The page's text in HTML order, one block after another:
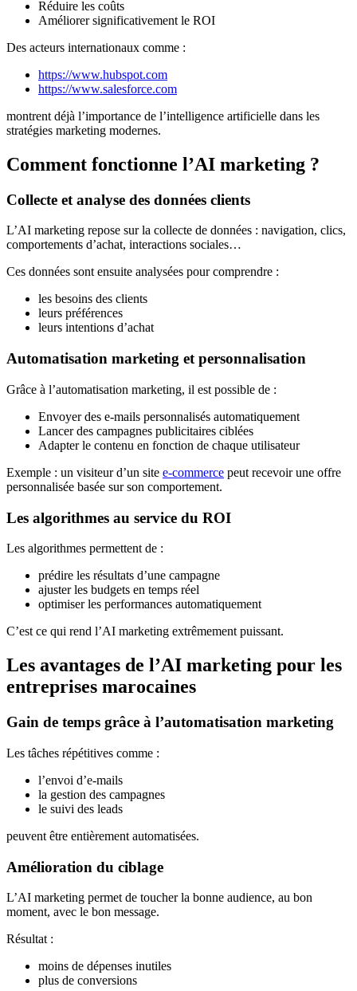
Réduire les coûts
Améliorer significativement le ROI
Des acteurs internationaux comme :
https://www.hubspot.com
https://www.salesforce.com
montrent déjà l’importance de l’intelligence artificielle dans les
stratégies marketing modernes.
Comment fonctionne l’AI marketing ?
Collecte et analyse des données clients
L’AI marketing repose sur la collecte de données : navigation, clics,
comportements d’achat, interactions sociales…
Ces données sont ensuite analysées pour comprendre :
les besoins des clients
leurs préférences
leurs intentions d’achat
Automatisation marketing et personnalisation
Grâce à l’automatisation marketing, il est possible de :
Envoyer des e-mails personnalisés automatiquement
Lancer des campagnes publicitaires ciblées
Adapter le contenu en fonction de chaque utilisateur
Exemple : un visiteur d’un site e-commerce peut recevoir une offre
personnalisée basée sur son comportement.
Les algorithmes au service du ROI
Les algorithmes permettent de :
prédire les résultats d’une campagne
ajuster les budgets en temps réel
optimiser les performances automatiquement
C’est ce qui rend l’AI marketing extrêmement puissant.
Les avantages de l’AI marketing pour les
entreprises marocaines
Gain de temps grâce à l’automatisation marketing
Les tâches répétitives comme :
l’envoi d’e-mails
la gestion des campagnes
le suivi des leads
peuvent être entièrement automatisées.
Amélioration du ciblage
L’AI marketing permet de toucher la bonne audience, au bon
moment, avec le bon message.
Résultat :
moins de dépenses inutiles
plus de conversions